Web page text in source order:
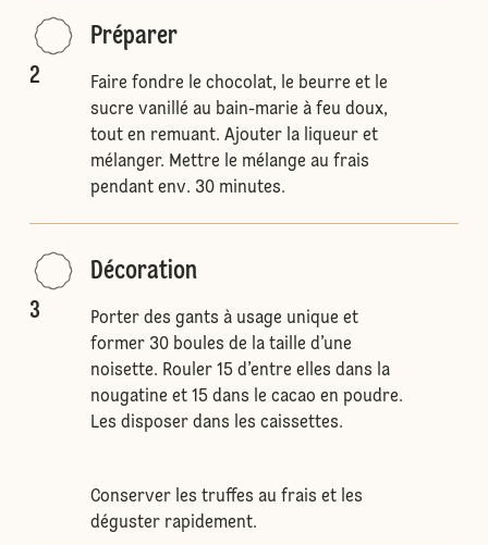
2
Préparer
Faire fondre le chocolat, le beurre et le
sucre vanillé au bain-marie à feu doux,
tout en remuant. Ajouter la liqueur et
mélanger. Mettre le mélange au frais
pendant env. 30 minutes.
3
Décoration
Porter des gants à usage unique et
former 30 boules de la taille d’une
noisette. Rouler 15 d’entre elles dans la
nougatine et 15 dans le cacao en poudre.
Les disposer dans les caissettes.
Conserver les truffes au frais et les
déguster rapidement.